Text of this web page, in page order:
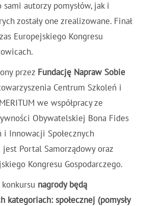
autorzy pomysłów, jak i
zostały one zrealizowane. Finał
Europejskiego Kongresu
przez Fundację Napraw Sobie
Centrum Szkoleń i
we współpracy ze
Obywatelskiej Bona Fides
i Innowacji Społecznych
jest Portal Samorządowy oraz
Kongresu Gospodarczego.
nagrody będą
kategoriach: społecznej (pomysły